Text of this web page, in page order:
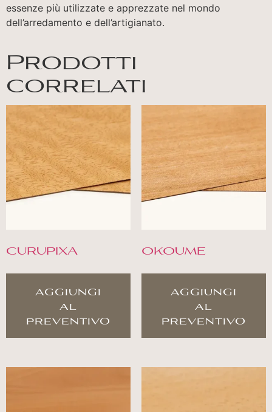
essenze più utilizzate e apprezzate nel mondo
dell’arredamento e dell’artigianato.
Prodotti
correlati
CURUPIXA
aggiungi
al
preventivo
OKOUME
aggiungi
al
preventivo